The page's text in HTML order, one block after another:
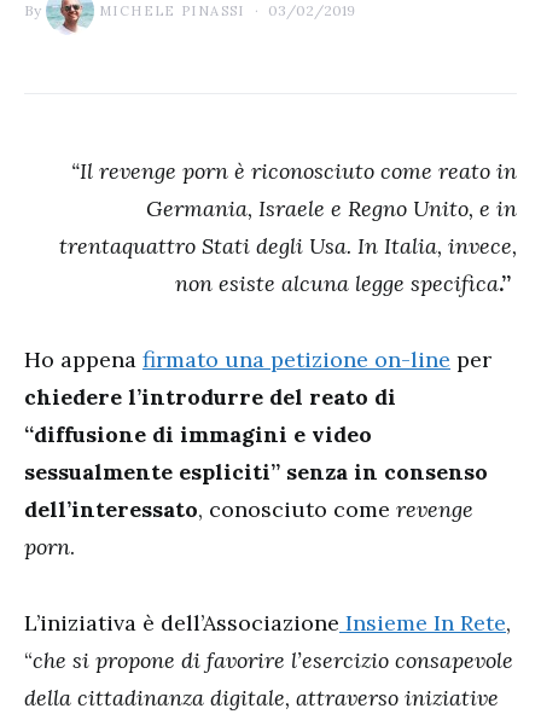
By MICHELE PINASSI 03/02/2019
“Il revenge porn è riconosciuto come reato in
Germania, Israele e Regno Unito, e in
trentaquattro Stati degli Usa. In Italia, invece,
non esiste alcuna legge specifica.”
Ho appena firmato una petizione on-line per
chiedere l’introdurre del reato di
“diffusione di immagini e video
sessualmente espliciti” senza in consenso
dell’interessato, conosciuto come revenge
porn.
L’iniziativa è dell’Associazione Insieme In Rete,
“che si propone di favorire l’esercizio consapevole
della cittadinanza digitale, attraverso iniziative